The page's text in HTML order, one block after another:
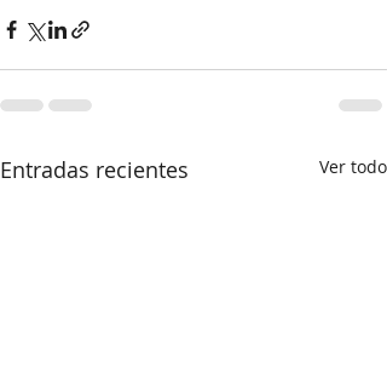
Entradas recientes Ver todo